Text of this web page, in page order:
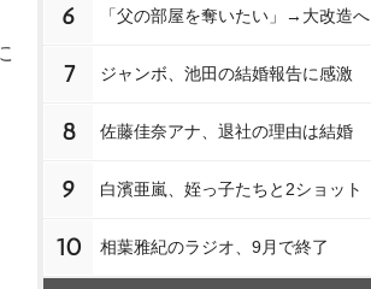
6 「父の部屋を奪いたい」→大改造へ
7 ジャンボ、池田の結婚報告に感激
8 佐藤佳奈アナ、退社の理由は結婚
9 白濱亜嵐、姪っ子たちと2ショット
10 相葉雅紀のラジオ、9月で終了